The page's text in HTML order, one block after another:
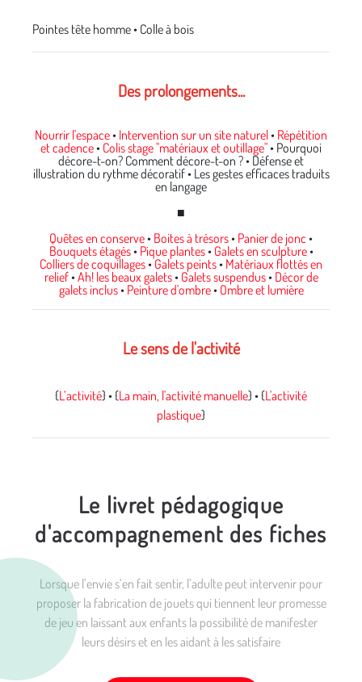
Pointes tête homme • Colle à bois
Des prolongements...
Nourrir l'espace• Intervention sur un site naturel• Répétition
et cadence• Colis stage "matériaux et outillage"• Pourquoi
décore-t-on? Comment décore-t-on ? • Défense et
illustration du rythme décoratif • Les gestes efficaces traduits
en langage
■
Quêtes en conserve• Boites à trésors• Panier de jonc •
Bouquets étagés• Pique plantes• Galets en sculpture•
Colliers de coquillages•Galets peints• Matériaux flottés en
relief•Ah! les beaux galets• Galets suspendus• Décor de
galets inclus• Peinture d'ombre• Ombre et lumière
Le sens de l'activité
{L’activité} • {La main, l'activité manuelle} • {L'activité
plastique}
Le livret pédagogique
d'accompagnement des fiches
Lorsque l’envie s‘en fait sentir, l’adulte peut intervenir pour
proposer la fabrication de jouets qui tiennent leur promesse
de jeu en laissant aux enfants la possibilité de manifester
leurs désirs et en les aidant à les satisfaire